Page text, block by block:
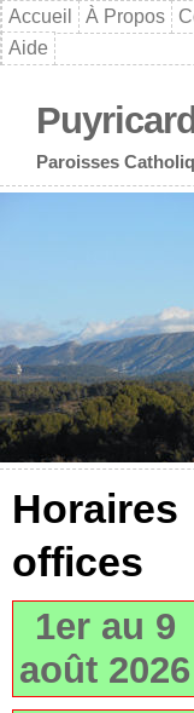
Accueil À Propos
Aide
Paroisses
Horaires
offices
1er au 9
août 2026